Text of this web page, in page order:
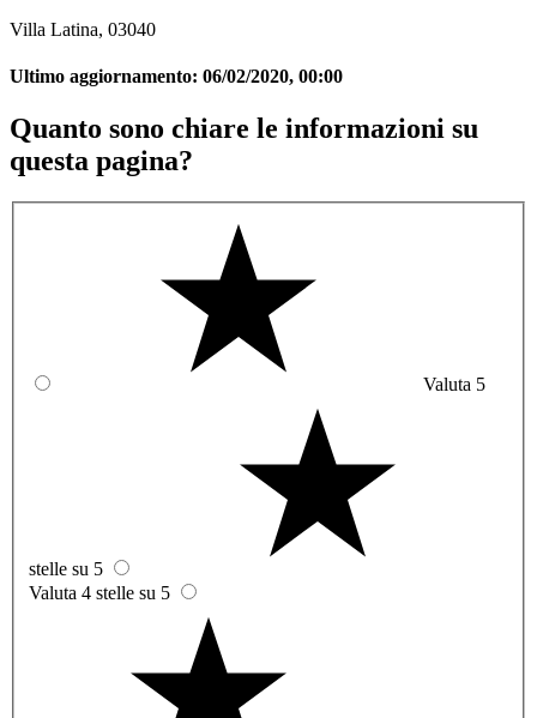
Villa Latina, 03040
Ultimo aggiornamento: 06/02/2020, 00:00
Quanto sono chiare le informazioni su
questa pagina?
Valuta 5
stelle su 5
Valuta 4 stelle su 5